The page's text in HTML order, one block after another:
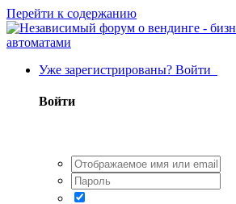
Перейти к содержанию
Уже зарегистрированы? Войти
Войти